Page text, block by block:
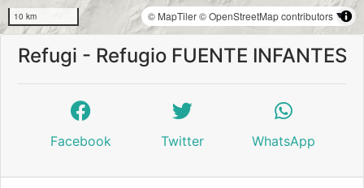
10 km © MapTiler© OpenStreetMap contributors
Refugi - Refugio FUENTE INFANTES
Facebook Twitter WhatsApp